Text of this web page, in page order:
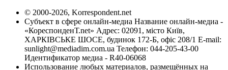
© 2000-2026, Korrespondent.net
Субъект в сфере онлайн-медиа Название онлайн-медиа -
«КореспонденТ.net» Адрес: 02091, місто Київ,
ХАРКІВСЬКЕ ШОСЕ, будинок 172-Б, офіс 208/1 E-mail:
sunlight@mediadim.com.ua Телефон: 044-205-43-00
Идентификатор медиа - R40-06068
Использование любых материалов, размещённых на